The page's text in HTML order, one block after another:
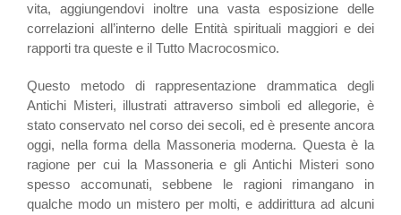
vita, aggiungendovi inoltre una vasta esposizione delle
correlazioni all’interno delle Entità spirituali maggiori e dei
rapporti tra queste e il Tutto Macrocosmico.
Questo metodo di rappresentazione drammatica degli
Antichi Misteri, illustrati attraverso simboli ed allegorie, è
stato conservato nel corso dei secoli, ed è presente ancora
oggi, nella forma della Massoneria moderna. Questa è la
ragione per cui la Massoneria e gli Antichi Misteri sono
spesso accomunati, sebbene le ragioni rimangano in
qualche modo un mistero per molti, e addirittura ad alcuni